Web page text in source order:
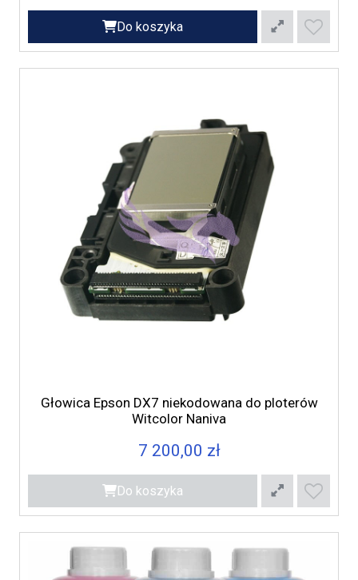
Do koszyka
Głowica Epson DX7 niekodowana do ploterów
Witcolor Naniva
7 200,00 zł
Do koszyka